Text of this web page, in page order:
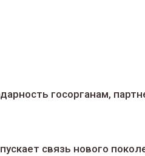
госорганам,
связь нового